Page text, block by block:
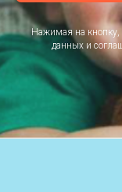
Нажимая на кнопку,
данных и